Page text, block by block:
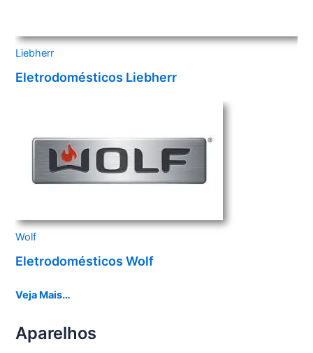
Liebherr
Eletrodomésticos Liebherr
Wolf
Eletrodomésticos Wolf
Veja Mais…
Aparelhos